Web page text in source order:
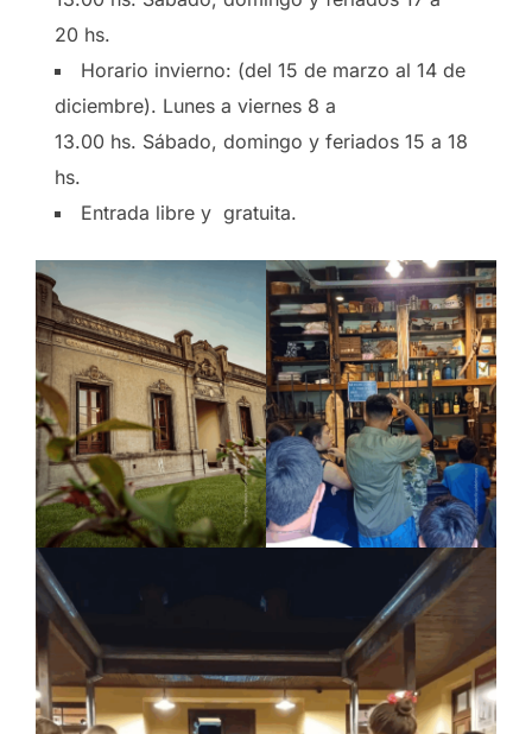
20 hs.
Horario invierno: (del 15 de marzo al 14 de
diciembre). Lunes a viernes 8 a
13.00 hs. Sábado, domingo y feriados 15 a 18
hs.
Entrada libre y gratuita.